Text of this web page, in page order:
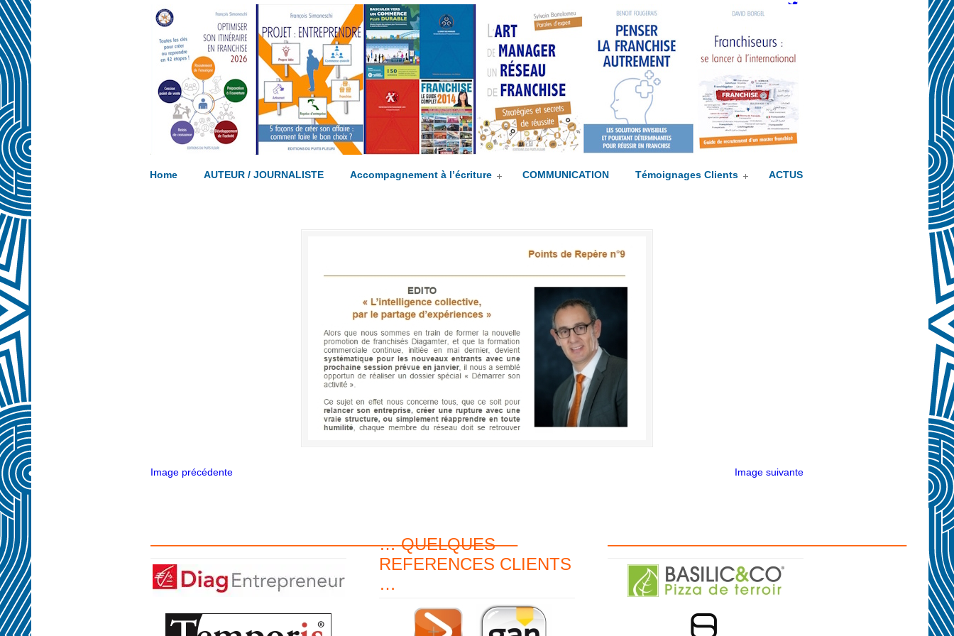
Ecrivez votre propre ouvrage… accompagné(e) !
Home AUTEUR / JOURNALISTE Accompagnement à l’écriture COMMUNICATION Témoignages Clients ACTUS
Image précédente Image suivante
—————————————————————–
… QUELQUES
REFERENCES CLIENTS
…
—————————————————–